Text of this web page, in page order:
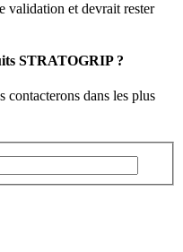
validation et devrait rester
STRATOGRIP ?
contacterons dans les plus